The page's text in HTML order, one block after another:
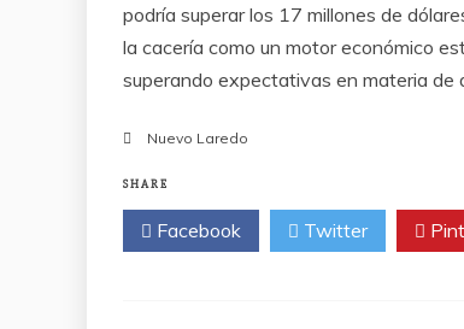
podría superar los 17 millones de
la cacería como un motor económico
superando expectativas en materia de
Nuevo Laredo
SHARE
Facebook Twitter